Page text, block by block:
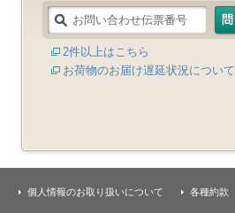
2件以上はこちら
お荷物のお届け遅延状況について
個人情報のお取り扱いについて 各種約款